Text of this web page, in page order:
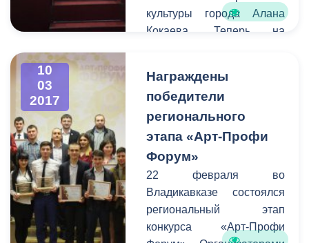
временных неудобствах
культуры города Алана
Кокаева. Теперь на
Павленко молодые
актеры и режиссеры
смогут воплощать свои
самые смелые творческие
идеи и замыслы.
Накануне на этой сцене
прошло первое
мероприятие - премьера
спектакля «Лейтенант с
острова Инишмор»
10
03
2017
Награждены
победители
регионального
этапа «Арт-Профи
Форум»
22 февраля во
Владикавказе состоялся
региональный этап
конкурса «Арт-Профи